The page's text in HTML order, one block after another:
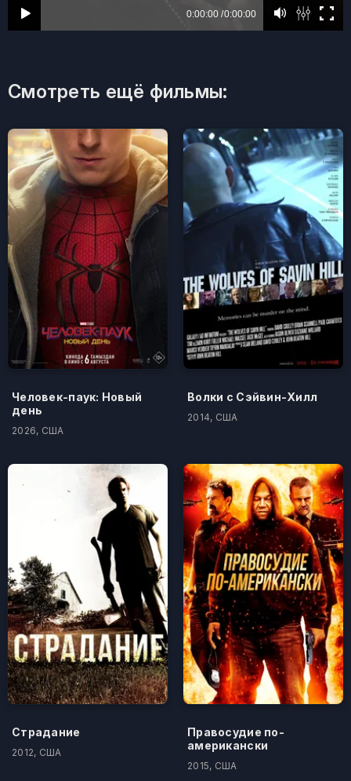
Смотреть ещё фильмы:
Человек-паук: Новый
день
2026, США
Волки с Сэйвин-Хилл
2014, США
Страдание
2012, США
Правосудие по-
американски
2015, США